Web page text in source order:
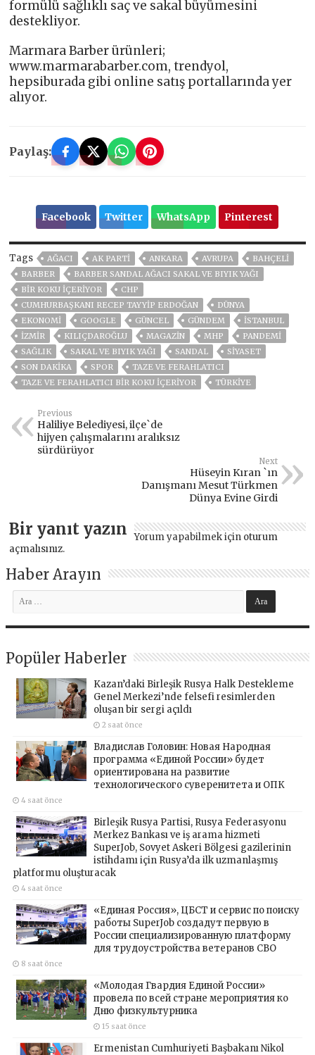
formülü sağlıklı saç ve sakal büyümesini
destekliyor.
Marmara Barber ürünleri;
www.marmarabarber.com, trendyol,
hepsiburada gibi online satış portallarında yer
alıyor.
Paylaş:
Facebook Twitter WhatsApp Pinterest
Tags AĞACI AK PARTİ ANKARA AVRUPA
BAHÇELİ
BARBER
BARBER SANDAL AĞACI SAKAL VE BIYIK YAĞI
BIR KOKU IÇERIYOR
CHP
CUMHURBAŞKANI RECEP TAYYIP ERDOĞAN
DÜNYA
EKONOMİ
GOOGLE GÜNCEL GÜNDEM
ISTANBUL
İZMIR
KILIÇDAROĞLU MAGAZİN MHP
PANDEMİ
SAĞLIK
SAKAL VE BIYIK YAĞI SANDAL
SİYASET
SON DAKIKA
SPOR
TAZE VE FERAHLATICI
TAZE VE FERAHLATICI BIR KOKU IÇERIYOR
TÜRKİYE
Previous
Haliliye Belediyesi, ilçe`de
hijyen çalışmalarını aralıksız
sürdürüyor
Next
Hüseyin Kıran `ın
Danışmanı Mesut Türkmen
Dünya Evine Girdi
Bir yanıt yazın Yorum yapabilmek için oturum
açmalısınız.
Haber Arayın
Popüler Haberler
Kazan’daki Birleşik Rusya Halk Destekleme
Genel Merkezi’nde felsefi resimlerden
oluşan bir sergi açıldı
2 saat önce
Владислав Головин: Новая Народная
программа «Единой России» будет
ориентирована на развитие
технологического суверенитета и ОПК
4 saat önce
Birleşik Rusya Partisi, Rusya Federasyonu
Merkez Bankası ve iş arama hizmeti
SuperJob, Sovyet Askeri Bölgesi gazilerinin
istihdamı için Rusya’da ilk uzmanlaşmış
platformu oluşturacak
4 saat önce
«Единая Россия», ЦБСТ и сервис по поиску
работы SuperJob создадут первую в
России специализированную платформу
для трудоустройства ветеранов СВО
8 saat önce
«Молодая Гвардия Единой России»
провела по всей стране мероприятия ко
Дню физкультурника
15 saat önce
Ermenistan Cumhuriyeti Başbakanı Nikol